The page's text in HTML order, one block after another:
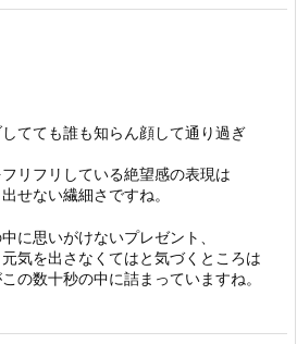
てても誰も知らん顔して通り過ぎ
リフリしている絶望感の表現は
せない繊細さですね。
に思いがけないプレゼント、
気を出さなくてはと気づくところは
数十秒の中に詰まっていますね。